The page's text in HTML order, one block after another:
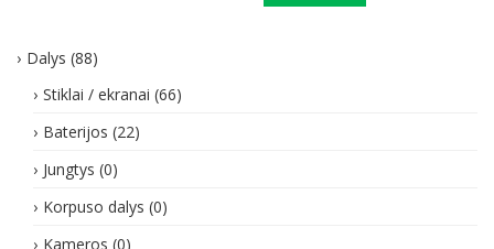
Dalys (88)
Stiklai / ekranai (66)
Baterijos (22)
Jungtys (0)
Korpuso dalys (0)
Kameros (0)